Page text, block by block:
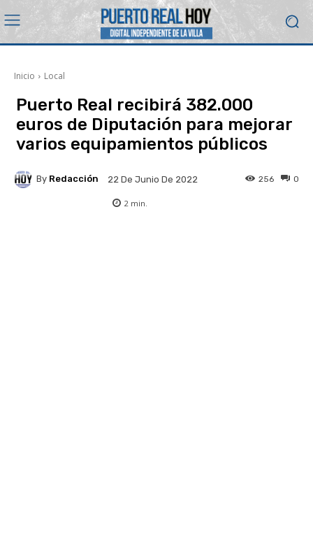
Inicio Local
Puerto Real recibirá 382.000
euros de Diputación para mejorar
varios equipamientos públicos
By Redacción 22 De Junio De 2022 0
256
2 min.